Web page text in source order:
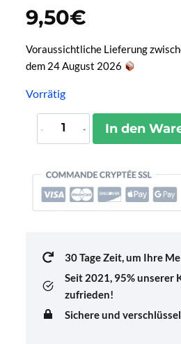
9,50€
Voraussichtliche Lieferung
dem 24 August 2026
Vorrätig
Étiquette
Bagage
Menge
In den
30 Tage Zeit, um Ihre
Seit 2021, 95% unserer
zufrieden!
Sichere und